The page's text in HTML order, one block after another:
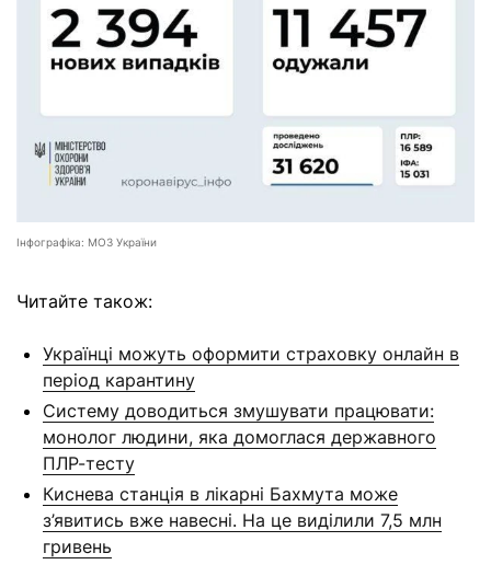
Інфографіка: МОЗ України
Читайте також:
Українці можуть оформити страховку онлайн в
період карантину
Систему доводиться змушувати працювати:
монолог людини, яка домоглася державного
ПЛР-тесту
Киснева станція в лікарні Бахмута може
з’явитись вже навесні. На це виділили 7,5 млн
гривень